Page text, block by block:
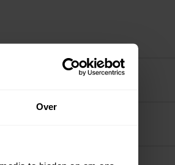
Over